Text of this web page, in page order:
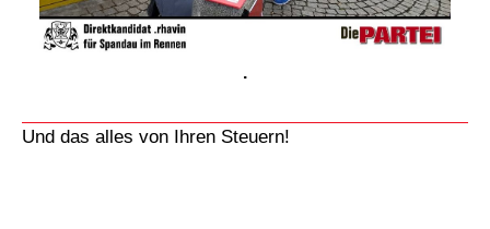
.
Und das alles von Ihren Steuern!